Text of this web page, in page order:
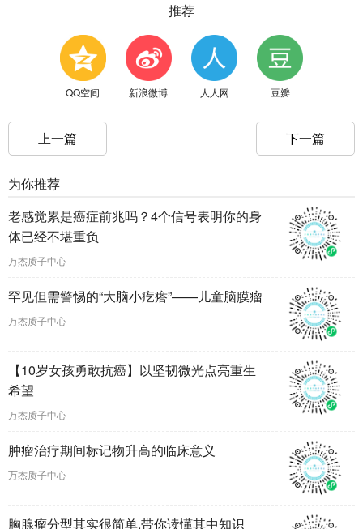
推荐
QQ空间 新浪微博 人人网 豆瓣
上一篇 下一篇
为你推荐
老感觉累是癌症前兆吗？4个信号表明你的身
体已经不堪重负
万杰质子中心
罕见但需警惕的“大脑小疙瘩”——儿童脑膜瘤
万杰质子中心
【10岁女孩勇敢抗癌】以坚韧微光点亮重生
希望
万杰质子中心
肿瘤治疗期间标记物升高的临床意义
万杰质子中心
胸腺瘤分型其实很简单,带你读懂其中知识